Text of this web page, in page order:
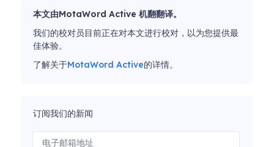
本文由MotaWord Active 机翻翻译。
我们的校对员目前正在对本文进行校对，以为您提供最
佳体验。
了解关于MotaWord Active的详情。
订阅我们的新闻